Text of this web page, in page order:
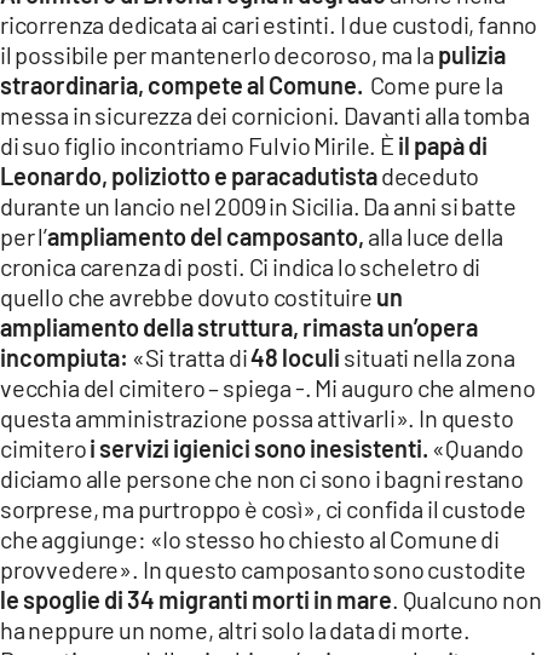
ricorrenza dedicata ai cari estinti. I due custodi, fanno
il possibile per mantenerlo decoroso, ma la pulizia
straordinaria, compete al Comune. Come pure la
messa in sicurezza dei cornicioni. Davanti alla tomba
di suo figlio incontriamo Fulvio Mirile. È il papà di
Leonardo, poliziotto e paracadutistadeceduto
durante un lancio nel 2009 in Sicilia. Da anni si batte
per l’ampliamento del camposanto, alla luce della
cronica carenza di posti. Ci indica lo scheletro di
quello che avrebbe dovuto costituire un
ampliamento della struttura, rimasta un’opera
incompiuta: «Si tratta di48 loculi situati nella zona
vecchia del cimitero – spiega -. Mi auguro che almeno
questa amministrazione possa attivarli». In questo
cimiteroi servizi igienici sono inesistenti. «Quando
diciamo alle persone che non ci sono i bagni restano
sorprese, ma purtroppo è così», ci confida il custode
che aggiunge: «Io stesso ho chiesto al Comune di
provvedere». In questo camposanto sono custodite
le spoglie di 34 migranti morti in mare . Qualcuno non
ha neppure un nome, altri solo la data di morte.